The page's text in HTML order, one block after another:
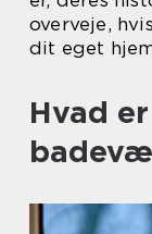
overveje,
dit eget
Hvad